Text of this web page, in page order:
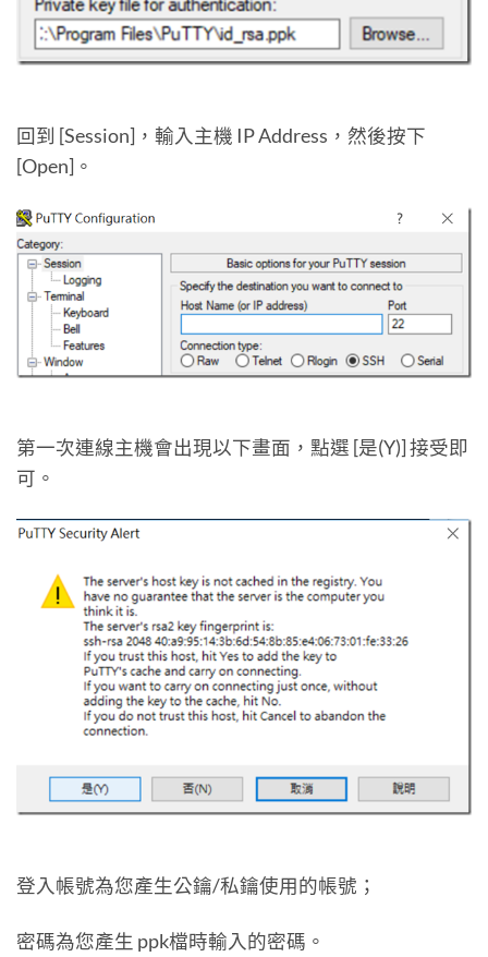
回到 [Session]，輸入主機 IP Address，然後按下
[Open]。
第一次連線主機會出現以下畫面，點選 [是(Y)] 接受即
可。
登入帳號為您產生公鑰/私鑰使用的帳號；
密碼為您產生 ppk檔時輸入的密碼。